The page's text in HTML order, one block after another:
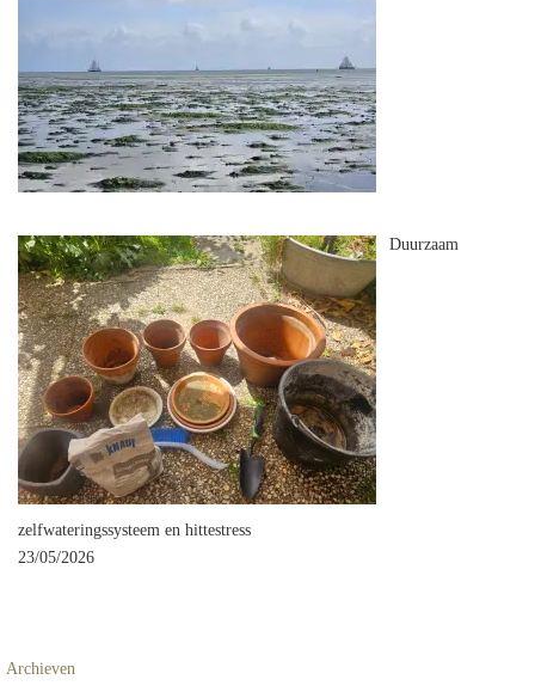
Duurzaam
zelfwateringssysteem en hittestress
23/05/2026
Archieven